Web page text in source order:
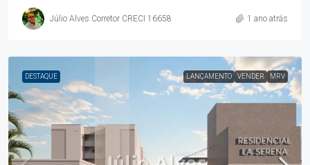
Júlio Alves Corretor CRECI 16658 1 ano atrás
DESTAQUE LANÇAMENTO VENDER MRV